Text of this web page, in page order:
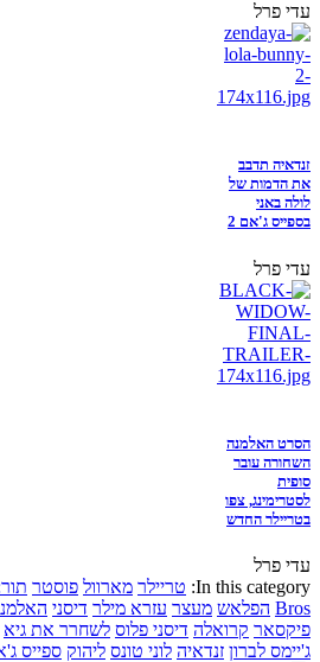
עדי פרל
זנדאיה תדבב
את הדמות של
לולה באני
בספייס ג'אם 2
עדי פרל
הסרט האלמנה
השחורה עובר
סופית
לסטרימינג, צפו
בטריילר החדש
עדי פרל
In this category: טריילר מארוול פוסטר
Bros הפלאש מעצר עזרא מילר דיסני
פיקסאר קרואלה דיסני פלוס לשחרר את גיא
ג'יימס לברון זנדאיה לוני טונס ליהוק ספייס